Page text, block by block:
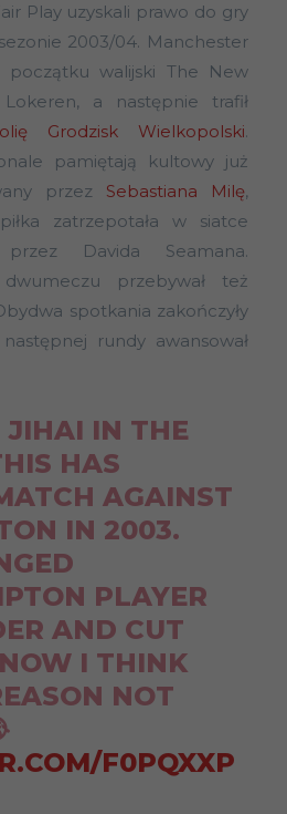
Play uzyskali prawo do gry
2003/04. Manchester
początku walijski The New
a następnie trafił
Grodzisk Wielkopolski.
pamiętają kultowy już
przez Sebastiana Milę,
zatrzepotała w siatce
Davida Seamana.
przebywał też
spotkania zakończyły
rundy awansował
JIHAI IN THE
HAS
AGAINST
IN 2003.
PLAYER
AND CUT
I THINK
NOT
F0PQXXP